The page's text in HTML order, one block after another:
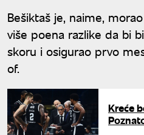
Bešiktaš je, naime,
više poena razlike da bi
skoru i osigurao prvo
of.
Kreće